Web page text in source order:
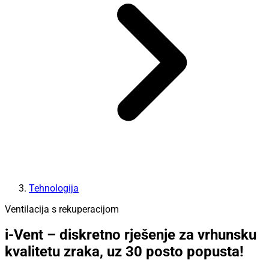
Tehnologija
Ventilacija s rekuperacijom
i-Vent – diskretno rješenje za vrhunsku
kvalitetu zraka, uz 30 posto popusta!